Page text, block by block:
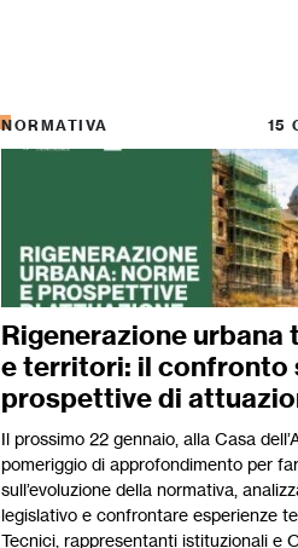
NORMATIVA 15
Rigenerazione urbana
e territori: il confronto
prospettive di
Il prossimo 22 gennaio, alla Casa
pomeriggio di approfondimento per
sull’evoluzione della normativa,
legislativo e confrontare esperienze
Tecnici, rappresentanti istituzionali e